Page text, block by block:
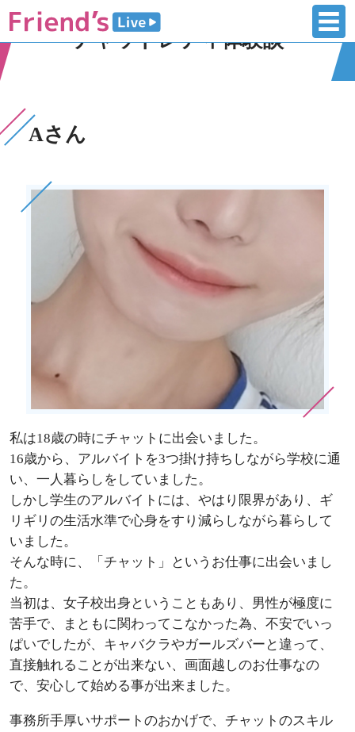
チャットレディ体験談
Aさん
私は18歳の時にチャットに出会いました。
16歳から、アルバイトを3つ掛け持ちしながら学校に通
い、一人暮らしをしていました。
しかし学生のアルバイトには、やはり限界があり、ギ
リギリの生活水準で心身をすり減らしながら暮らして
いました。
そんな時に、「チャット」というお仕事に出会いまし
た。
当初は、女子校出身ということもあり、男性が極度に
苦手で、まともに関わってこなかった為、不安でいっ
ぱいでしたが、キャバクラやガールズバーと違って、
直接触れることが出来ない、画面越しのお仕事なの
で、安心して始める事が出来ました。
事務所手厚いサポートのおかげで、チャットのスキル